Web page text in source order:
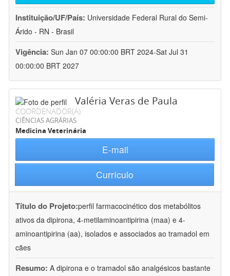
Instituição/UF/País: Universidade Federal Rural do Semi-
Árido - RN - Brasil
Vigência: Sun Jan 07 00:00:00 BRT 2024-Sat Jul 31
00:00:00 BRT 2027
Valéria Veras de Paula
COORDENADOR(A)
CIÊNCIAS AGRÁRIAS
Medicina Veterinária
E-mail
Currículo
Título do Projeto:perfil farmacocinético dos metabólitos
ativos da dipirona, 4-metilaminoantipirina (maa) e 4-
aminoantipirina (aa), isolados e associados ao tramadol em
cães
Resumo: A dipirona e o tramadol são analgésicos bastante